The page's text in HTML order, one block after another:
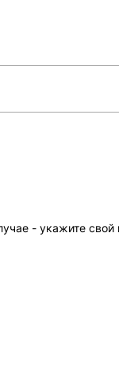
- укажите